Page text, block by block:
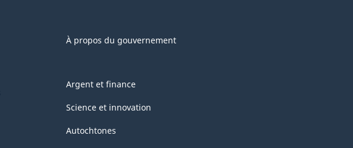
À propos du gouvernement
Argent et finance
Science et innovation
Autochtones